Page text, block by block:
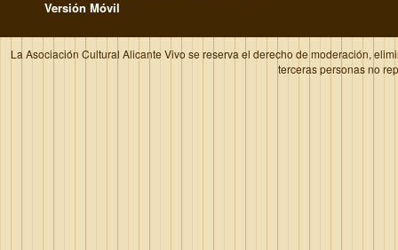
Versión Móvil
La Asociación Cultural Alicante Vivo se reserva el derecho de moderación,
terceras personas no